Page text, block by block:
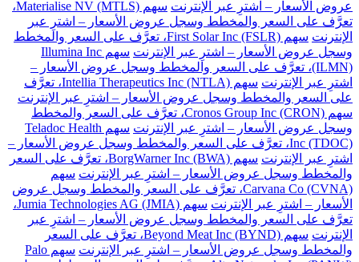
عروض الأسعار – اشترِ عبر الإنترنت
سهم Materialise NV (MTLS)،
تعرَّف على السعر والمخطط وسجل عروض الأسعار – اشترِ عبر
الإنترنت
سهم First Solar Inc (FSLR)، تعرَّف على السعر والمخطط
وسجل عروض الأسعار – اشترِ عبر الإنترنت
سهم Illumina Inc
(ILMN)، تعرَّف على السعر والمخطط وسجل عروض الأسعار –
اشترِ عبر الإنترنت
سهم Intellia Therapeutics Inc (NTLA)، تعرَّف
على السعر والمخطط وسجل عروض الأسعار – اشترِ عبر الإنترنت
سهم Cronos Group Inc (CRON)، تعرَّف على السعر والمخطط
وسجل عروض الأسعار – اشترِ عبر الإنترنت
سهم Teladoc Health
Inc (TDOC)، تعرَّف على السعر والمخطط وسجل عروض الأسعار –
اشترِ عبر الإنترنت
سهم BorgWarner Inc (BWA)، تعرَّف على السعر
والمخطط وسجل عروض الأسعار – اشترِ عبر الإنترنت سهم
Carvana Co (CVNA)، تعرَّف على السعر والمخطط وسجل عروض
الأسعار – اشترِ عبر الإنترنت
سهم Jumia Technologies AG (JMIA)،
تعرَّف على السعر والمخطط وسجل عروض الأسعار – اشترِ عبر
الإنترنت
سهم Beyond Meat Inc (BYND)، تعرَّف على السعر
والمخطط وسجل عروض الأسعار – اشترِ عبر الإنترنت
سهم Palo